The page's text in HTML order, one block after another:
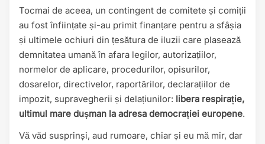
Tocmai de aceea, un contingent de comitete și comiții
au fost înființate și-au primit finanțare pentru a sfâșia
și ultimele ochiuri din țesătura de iluzii care plasează
demnitatea umană în afara legilor, autorizațiilor,
normelor de aplicare, procedurilor, opisurilor,
dosarelor, directivelor, raportărilor, declarațiilor de
impozit, supravegherii și delațiunilor: libera respirație,
ultimul mare dușman la adresa democrației europene.
Vă văd susprinși, aud rumoare, chiar și eu mă mir, dar